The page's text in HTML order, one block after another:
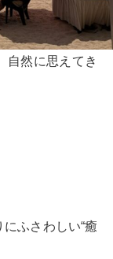
自然に思えてき
ふさわしい“癒